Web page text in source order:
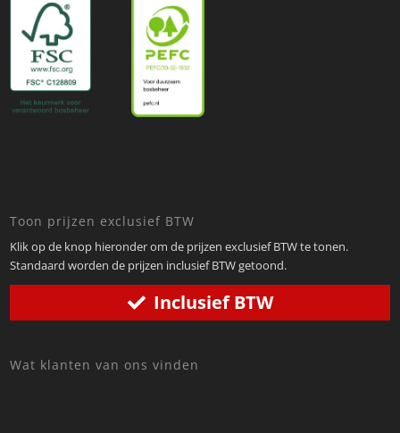
Toon prijzen exclusief BTW
Klik op de knop hieronder om de prijzen exclusief BTW te tonen.
Standaard worden de prijzen inclusief BTW getoond.
Inclusief BTW
Wat klanten van ons vinden